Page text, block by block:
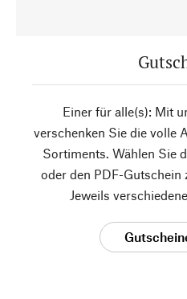
Einer für alle(s): Mit
verschenken Sie die volle
Sortiments. Wählen Sie
oder den PDF-
Jeweils